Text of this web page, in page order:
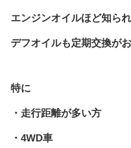
エンジンオイルほど知ら
デフオイルも定期交換が
特に
・走行距離が多い方
・4WD車